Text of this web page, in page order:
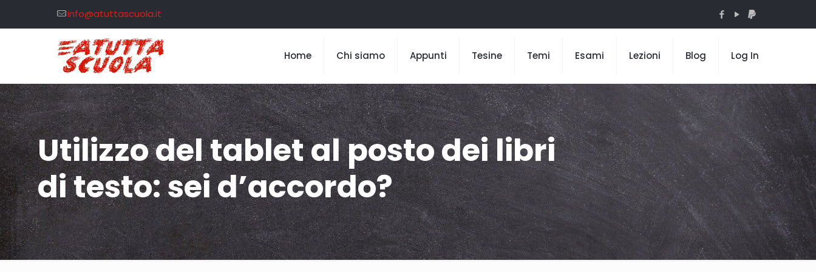
info@atuttascuola.it
Home Chi siamo Appunti Tesine Temi Esami Lezioni Blog Log In
Utilizzo del tablet al posto dei libri
di testo: sei d’accordo?